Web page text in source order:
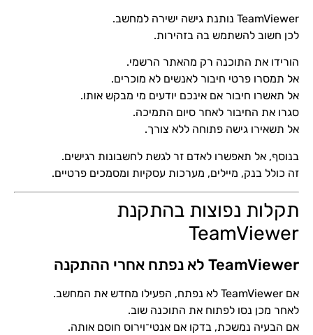
TeamViewer נותנת גישה ישירה למחשב.
לכן חשוב להשתמש בה בזהירות.
הורידו את התוכנה רק מהאתר הרשמי.
אל תמסרו פרטי חיבור לאנשים לא מוכרים.
אל תאשרו חיבור אם אינכם יודעים מי מבקש אותו.
סגרו את החיבור לאחר סיום התמיכה.
אל תשאירו גישה פתוחה ללא צורך.
בנוסף, אל תאפשרו לאדם זר לגשת לחשבונות רגישים.
זה כולל בנק, מיילים, מערכות עסקיות ומסמכים פרטיים.
תקלות נפוצות בהתקנת
TeamViewer
TeamViewer לא נפתח אחרי ההתקנה
אם TeamViewer לא נפתח, הפעילו מחדש את המחשב.
לאחר מכן נסו לפתוח את התוכנה שוב.
אם הבעיה נמשכת, בדקו אם אנטי־וירוס חוסם אותה.